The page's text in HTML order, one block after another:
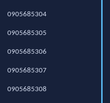
0905685304
0905685305
0905685306
0905685307
0905685308